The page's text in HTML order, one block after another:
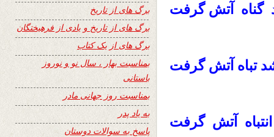
گناه آتش گرفت
تباه آتش گرفت
آتش گرفت
برگ های از تاریخ
برگ های از تاریخ و یادی از فرهیختگان
برگ های از یک کتاب
بمناسبت بهار ، سال نو و نوروز
باستانی
بمناسبت روز جهانی مادر
به یاد پدر
پاسخ به سوالات دوستان